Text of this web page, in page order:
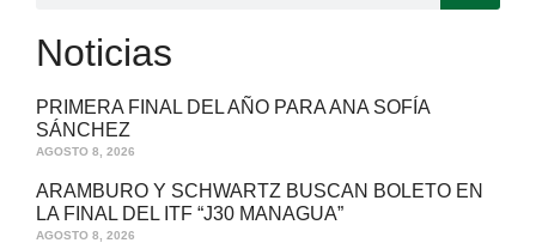
Noticias
PRIMERA FINAL DEL AÑO PARA ANA SOFÍA
SÁNCHEZ
AGOSTO 8, 2026
ARAMBURO Y SCHWARTZ BUSCAN BOLETO EN
LA FINAL DEL ITF “J30 MANAGUA”
AGOSTO 8, 2026